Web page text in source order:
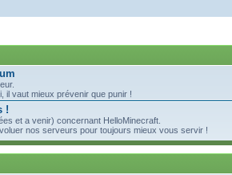
il vaut mieux prévenir que punir !
!
et a venir) concernant HelloMinecraft.
nos serveurs pour toujours mieux vous servir !